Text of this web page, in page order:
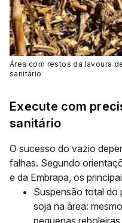
Área com restos da lavoura
sanitário
Execute com
sanitário
O sucesso do vazio
falhas. Segundo
e da Embrapa, os
Suspensão total do
soja na área: